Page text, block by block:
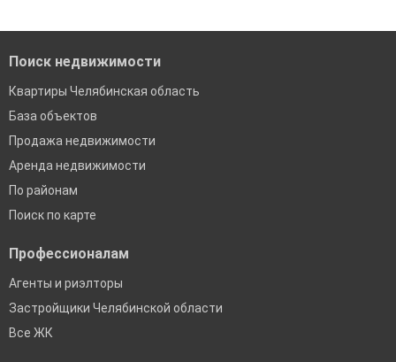
Поиск недвижимости
Квартиры Челябинская область
База объектов
Продажа недвижимости
Аренда недвижимости
По районам
Поиск по карте
Профессионалам
Агенты и риэлторы
Застройщики Челябинской области
Все ЖК